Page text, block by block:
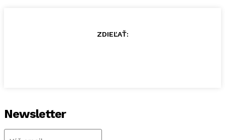
ZDIEĽAŤ:
Newsletter